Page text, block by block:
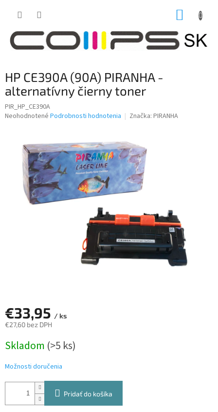
HP CE390A (90A) PIRANHA -
alternatívny čierny toner
PIR_HP_CE390A
Priemerné
hviezdičiek.
Neohodnotené Podrobnosti hodnotenia Značka: PIRANHA
€33,95 / ks
€27,60 bez DPH
cena:
Skladom (>5 ks)
Možnosti doručenia
Pridať do košíka